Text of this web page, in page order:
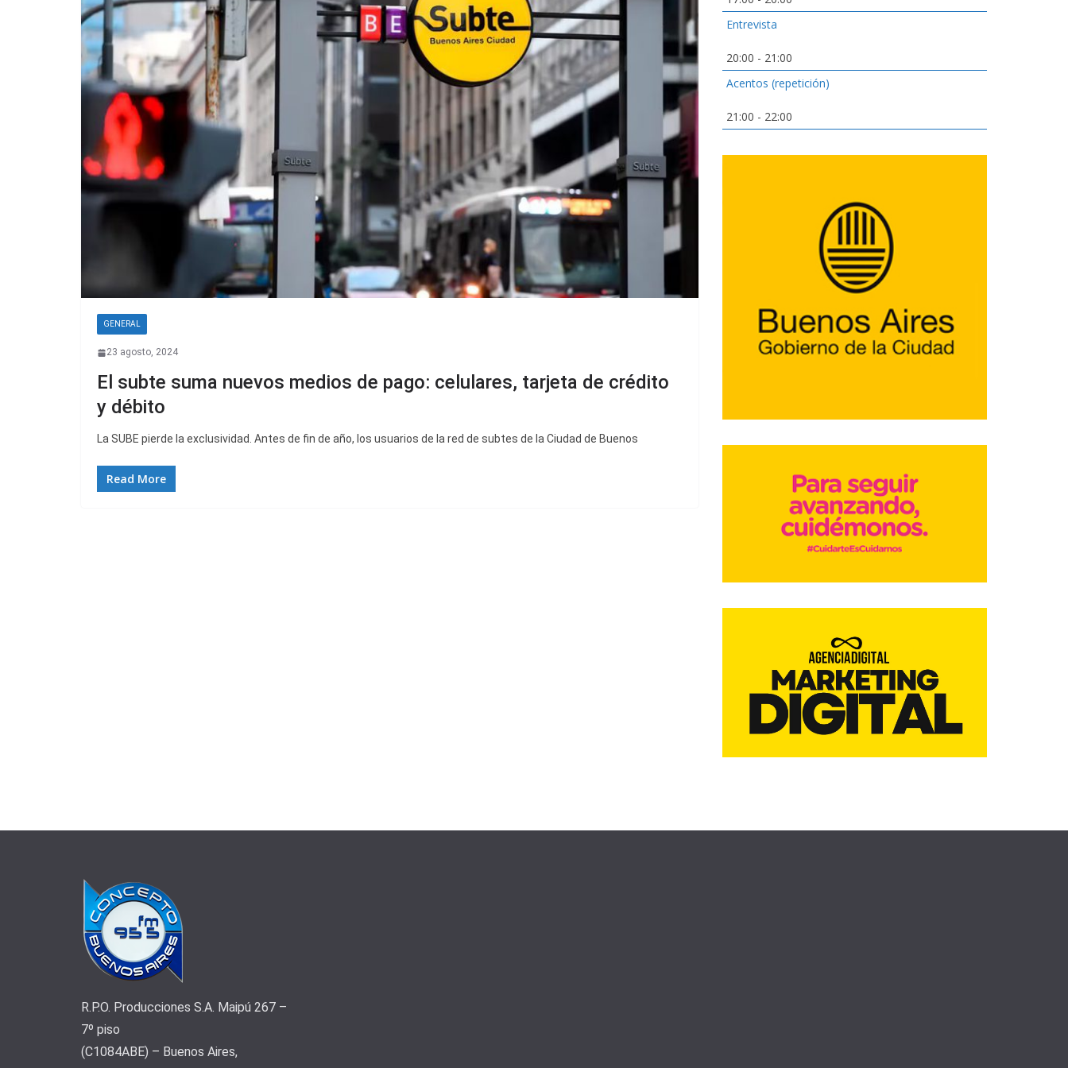
GENERAL
23 agosto, 2024
El subte suma nuevos medios de pago: celulares, tarjeta de crédito
y débito
La SUBE pierde la exclusividad. Antes de fin de año, los usuarios de la red de subtes de la Ciudad de Buenos
Read More
Entrevista
20:00 - 21:00
Acentos (repetición)
21:00 - 22:00
R.P.O. Producciones S.A. Maipú 267 –
7º piso
(C1084ABE) – Buenos Aires,